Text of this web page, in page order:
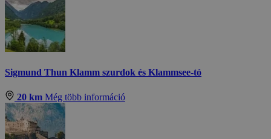
Sigmund Thun Klamm szurdok és Klammsee-tó
20 km Még több információ